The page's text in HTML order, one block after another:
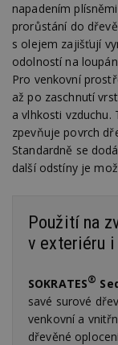
napadením
prorůstání do
s olejem zajišťují
odolností na
Pro venkovní
až po zaschnutí
a vlhkosti vzduchu.
zpevňuje povrch
Standardně se
další odstíny je
Použití na
v exteriéru
SOKRATES®
savé surové
venkovní a
dřevěné